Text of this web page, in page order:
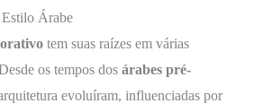
Árabe
tem suas raízes em várias
os tempos dos árabes pré-
evoluíram, influenciadas por